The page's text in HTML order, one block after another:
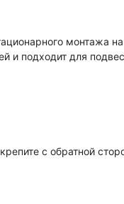
монтажа
и подходит для
с обратной